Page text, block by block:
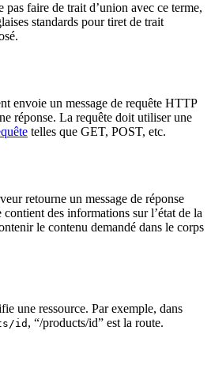
faire de trait d’union avec ce terme,
standards pour tiret de trait
envoie un message de requête HTTP
réponse. La requête doit utiliser une
telles que GET, POST, etc.
retourne un message de réponse
des informations sur l’état de la
le contenu demandé dans le corps
une ressource. Par exemple, dans
id , “/products/id” est la route.